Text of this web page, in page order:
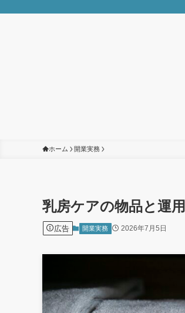
ホーム 開業実務
乳房ケアの物品と運
広告 開業実務 2026年7月5日